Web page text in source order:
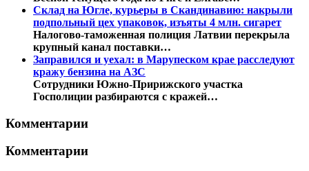
Склад на Югле, курьеры в Скандинавию: накрыли
подпольный цех упаковок, изъяты 4 млн. сигарет
Налогово-таможенная полиция Латвии перекрыла
крупный канал поставки…
Заправился и уехал: в Марупеском крае расследуют
кражу бензина на АЗС
Сотрудники Южно-Пририжского участка
Госполиции разбираются с кражей…
Комментарии
Комментарии